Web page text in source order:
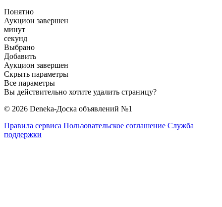
Понятно
Аукцион завершен
минут
секунд
Выбрано
Добавить
Аукцион завершен
Скрыть параметры
Все параметры
Вы действительно хотите удалить страницу?
© 2026 Deneka-Доска объявлений №1
Правила сервиса Пользовательское соглашение Служба
поддержки